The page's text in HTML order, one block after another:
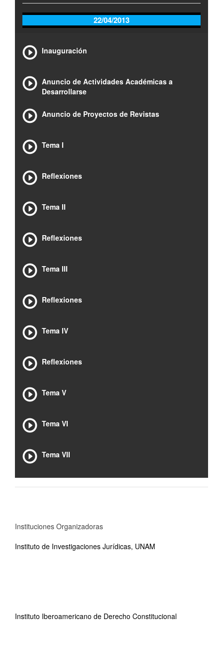
22/04/2013
Inauguración
Anuncio de Actividades Académicas a
Desarrollarse
Anuncio de Proyectos de Revistas
Tema I
Reflexiones
Tema II
Reflexiones
Tema III
Reflexiones
Tema IV
Reflexiones
Tema V
Tema VI
Tema VII
Instituciones Organizadoras
Instituto de Investigaciones Jurídicas, UNAM
Instituto Iberoamericano de Derecho Constitucional